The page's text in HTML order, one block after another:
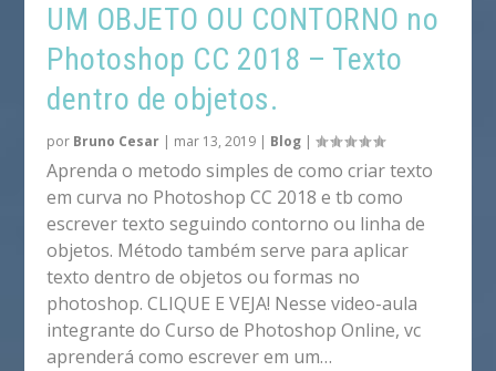
UM OBJETO OU CONTORNO no
Photoshop CC 2018 – Texto
dentro de objetos.
por Bruno Cesar | mar 13, 2019 | Blog |
Aprenda o metodo simples de como criar texto
em curva no Photoshop CC 2018 e tb como
escrever texto seguindo contorno ou linha de
objetos. Método também serve para aplicar
texto dentro de objetos ou formas no
photoshop. CLIQUE E VEJA! Nesse video-aula
integrante do Curso de Photoshop Online, vc
aprenderá como escrever em um…